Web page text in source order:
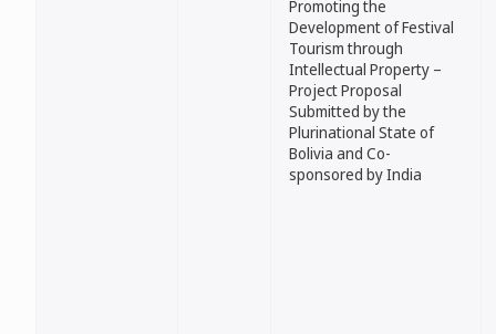
Promoting the
Development of Festival
Tourism through
Intellectual Property –
Project Proposal
Submitted by the
Plurinational State of
Bolivia and Co-
sponsored by India